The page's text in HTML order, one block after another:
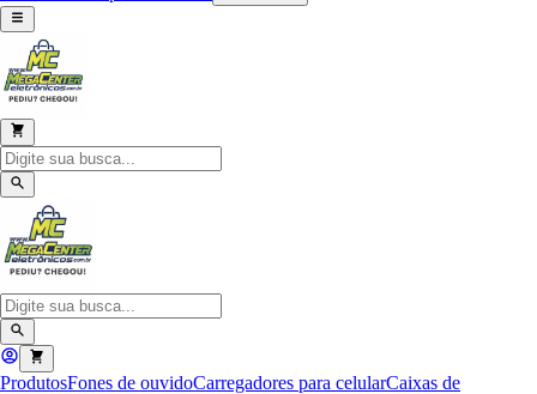
ProdutosFones de ouvidoCarregadores para celularCaixas de